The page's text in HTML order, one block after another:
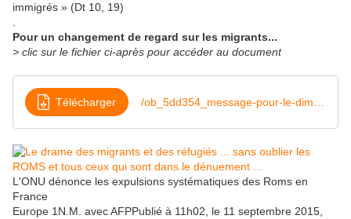
immigrés » (Dt 10, 19)
Pour un changement de regard sur les migrants...
> clic sur le fichier ci-après pour accéder au document
Télécharger
L'ONU dénonce les expulsions systématiques des Roms en
France
Europe 1N.M. avec AFPPublié à 11h02, le 11 septembre 2015,